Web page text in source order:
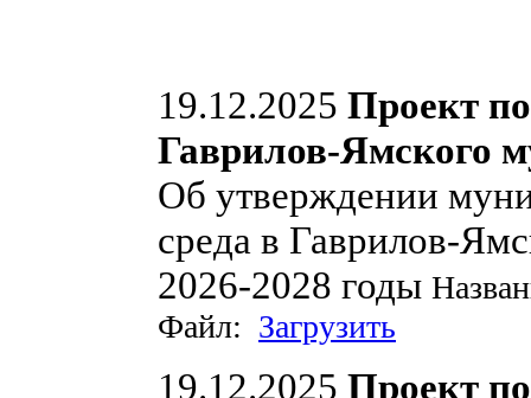
19.12.2025 Проект
Гаврилов-Ямского
Об утверждении
среда в Гаврилов-
2026-2028 годы
Файл: Загрузить
19.12.2025 Проект